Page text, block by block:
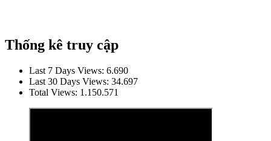
Thống kê truy cập
Last 7 Days Views: 6.690
Last 30 Days Views: 34.697
Total Views: 1.150.571